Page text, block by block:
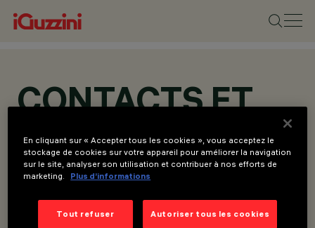
CONTACTS ET
ADRESSES
TROUVER UN CONTACT ENVOYER LA DEMANDE
En cliquant sur « Accepter tous les cookies », vous acceptez le
stockage de cookies sur votre appareil pour améliorer la navigation
sur le site, analyser son utilisation et contribuer à nos efforts de
marketing.
Plus d’informations
Tout refuser Autoriser tous les cookies